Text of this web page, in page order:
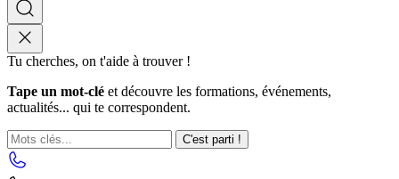
Tu cherches, on t'aide à trouver !
Tape un mot-clé et découvre les formations, événements,
actualités... qui te correspondent.
C'est parti !